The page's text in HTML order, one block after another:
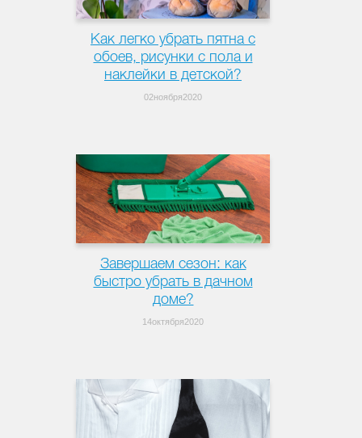
Как легко убрать пятна с
обоев, рисунки с пола и
наклейки в детской?
02ноября2020
Завершаем сезон: как
быстро убрать в дачном
доме?
14октября2020